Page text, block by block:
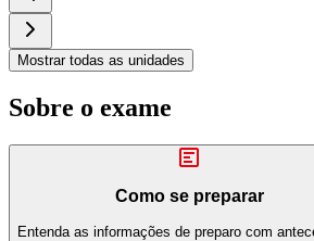
Mostrar todas as unidades
Sobre o exame
Como se preparar
Entenda as informações de preparo com